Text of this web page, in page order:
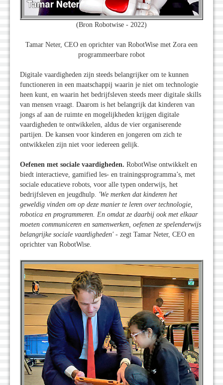
(Bron Robotwise - 2022)
Tamar Neter, CEO en oprichter van RobotWise met Zora een
programmeerbare robot
Digitale vaardigheden zijn steeds belangrijker om te kunnen
functioneren in een maatschappij waarin je niet om technologie
heen kunt, en waarin het bedrijfsleven steeds meer digitale skills
van mensen vraagt. Daarom is het belangrijk dat kinderen van
jongs af aan de ruimte en mogelijkheden krijgen digitale
vaardigheden te ontwikkelen, aldus de vier organiserende
partijen. De kansen voor kinderen en jongeren om zich te
ontwikkelen zijn niet voor iedereen gelijk.
Oefenen met sociale vaardigheden. RobotWise ontwikkelt en
biedt interactieve, gamified les- en trainingsprogramma’s, met
sociale educatieve robots, voor alle typen onderwijs, het
bedrijfsleven en jeugdhulp. 'We merken dat kinderen het
geweldig vinden om op deze manier te leren over technologie,
robotica en programmeren. En omdat ze daarbij ook met elkaar
moeten communiceren en samenwerken, oefenen ze spelenderwijs
belangrijke sociale vaardigheden' - zegt Tamar Neter, CEO en
oprichter van RobotWise.